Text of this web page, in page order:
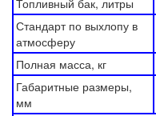
Топливный бак, литры
Стандарт по выхлопу в
атмосферу
Полная масса, кг
Габаритные размеры,
мм